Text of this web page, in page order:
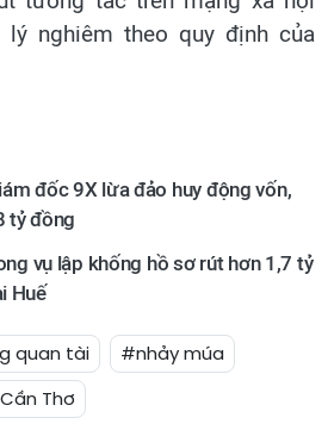
nghiêm theo quy định của
đốc 9X lừa đảo huy động vốn,
tỷ đồng
vụ lập khống hồ sơ rút hơn 1,7 tỷ
Huế
quan tài
#nhảy múa
Thơ